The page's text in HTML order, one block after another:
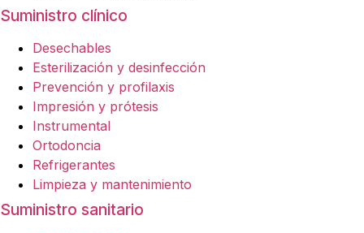
Suministro clínico
Desechables
Esterilización y desinfección
Prevención y profilaxis
Impresión y prótesis
Instrumental
Ortodoncia
Refrigerantes
Limpieza y mantenimiento
Suministro sanitario